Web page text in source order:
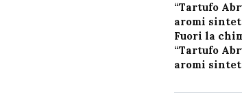
“Tartufo
aromi
Fuori la
“Tartufo
aromi